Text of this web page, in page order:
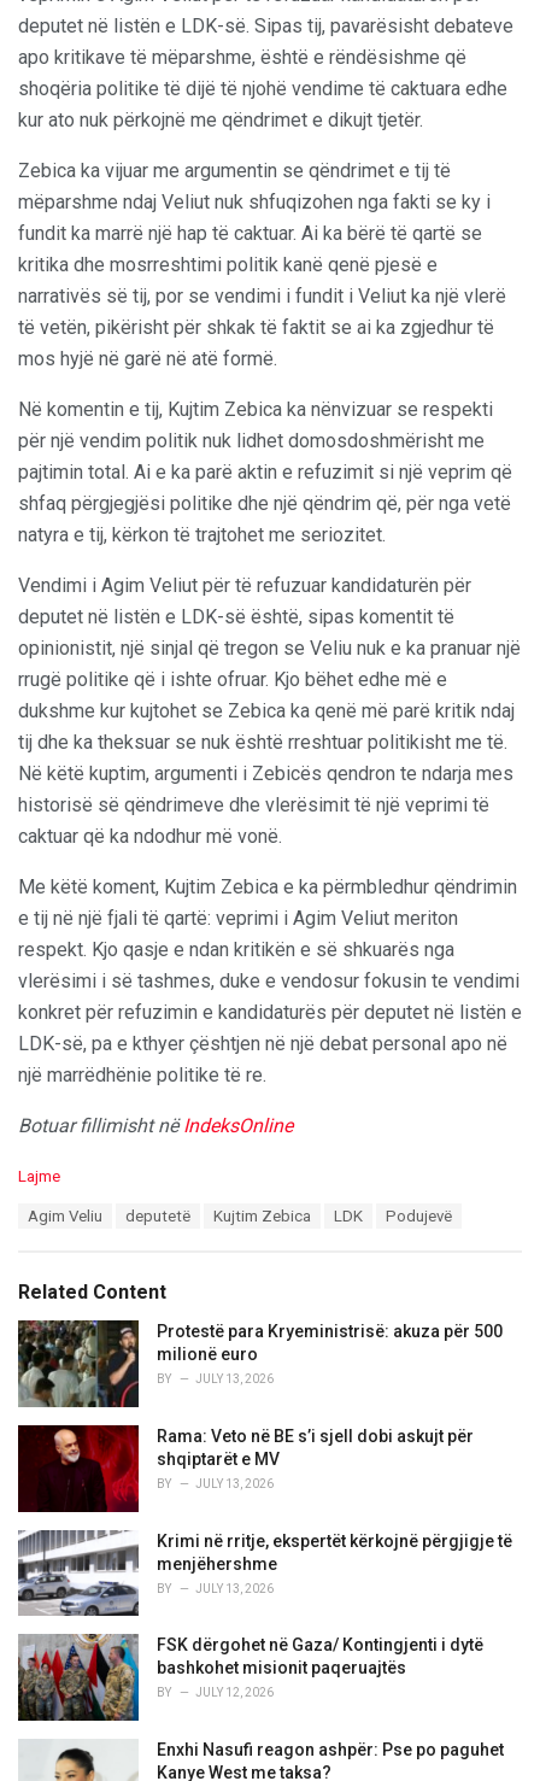
deputet në listën e LDK-së. Sipas tij, pavarësisht debateve
apo kritikave të mëparshme, është e rëndësishme që
shoqëria politike të dijë të njohë vendime të caktuara edhe
kur ato nuk përkojnë me qëndrimet e dikujt tjetër.
Zebica ka vijuar me argumentin se qëndrimet e tij të
mëparshme ndaj Veliut nuk shfuqizohen nga fakti se ky i
fundit ka marrë një hap të caktuar. Ai ka bërë të qartë se
kritika dhe mosrreshtimi politik kanë qenë pjesë e
narrativës së tij, por se vendimi i fundit i Veliut ka një vlerë
të vetën, pikërisht për shkak të faktit se ai ka zgjedhur të
mos hyjë në garë në atë formë.
Në komentin e tij, Kujtim Zebica ka nënvizuar se respekti
për një vendim politik nuk lidhet domosdoshmërisht me
pajtimin total. Ai e ka parë aktin e refuzimit si një veprim që
shfaq përgjegjësi politike dhe një qëndrim që, për nga vetë
natyra e tij, kërkon të trajtohet me seriozitet.
Vendimi i Agim Veliut për të refuzuar kandidaturën për
deputet në listën e LDK-së është, sipas komentit të
opinionistit, një sinjal që tregon se Veliu nuk e ka pranuar një
rrugë politike që i ishte ofruar. Kjo bëhet edhe më e
dukshme kur kujtohet se Zebica ka qenë më parë kritik ndaj
tij dhe ka theksuar se nuk është rreshtuar politikisht me të.
Në këtë kuptim, argumenti i Zebicës qendron te ndarja mes
historisë së qëndrimeve dhe vlerësimit të një veprimi të
caktuar që ka ndodhur më vonë.
Me këtë koment, Kujtim Zebica e ka përmbledhur qëndrimin
e tij në një fjali të qartë: veprimi i Agim Veliut meriton
respekt. Kjo qasje e ndan kritikën e së shkuarës nga
vlerësimi i së tashmes, duke e vendosur fokusin te vendimi
konkret për refuzimin e kandidaturës për deputet në listën e
LDK-së, pa e kthyer çështjen në një debat personal apo në
një marrëdhënie politike të re.
Botuar fillimisht nëIndeksOnline
C
o
r
i
e
s
:
Lajme
:
Agim Veliu deputetë Kujtim Zebica LDK Podujevë
Related Content
Protestë para Kryeministrisë: akuza për 500
milionë euro
BY JULY 13, 2026
Rama: Veto në BE s’i sjell dobi askujt për
shqiptarët e MV
BY JULY 13, 2026
Krimi në rritje, ekspertët kërkojnë përgjigje të
menjëhershme
BY JULY 13, 2026
FSK dërgohet në Gaza/ Kontingjenti i dytë
bashkohet misionit paqeruajtës
BY JULY 12, 2026
Enxhi Nasufi reagon ashpër: Pse po paguhet
Kanye West me taksa?